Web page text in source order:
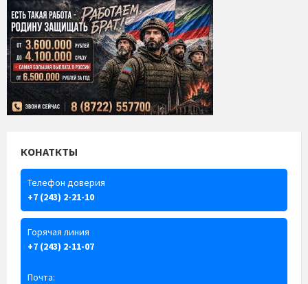
КОНАТКТЫ
Телефон доверия
+7 (243) 2-21-10
Горячая линия
+7 (243) 2-11-07
Почта: